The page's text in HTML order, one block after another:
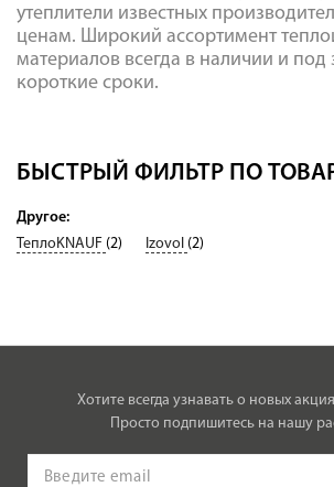
утеплители известных
ценам. Широкий ассортимент
материалов всегда в наличии и под
короткие сроки.
БЫСТРЫЙ ФИЛЬТР ПО
Другое:
ТеплоKNAUF (2) Izovol (2)
Хотите всегда узнавать о новых
Просто подпишитесь на нашу